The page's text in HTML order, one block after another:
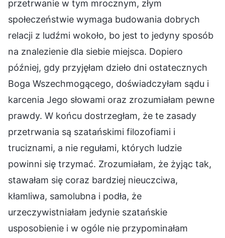
przetrwanie w tym mrocznym, złym
społeczeństwie wymaga budowania dobrych
relacji z ludźmi wokoło, bo jest to jedyny sposób
na znalezienie dla siebie miejsca. Dopiero
później, gdy przyjęłam dzieło dni ostatecznych
Boga Wszechmogącego, doświadczyłam sądu i
karcenia Jego słowami oraz zrozumiałam pewne
prawdy. W końcu dostrzegłam, że te zasady
przetrwania są szatańskimi filozofiami i
truciznami, a nie regułami, których ludzie
powinni się trzymać. Zrozumiałam, że żyjąc tak,
stawałam się coraz bardziej nieuczciwa,
kłamliwa, samolubna i podła, że
urzeczywistniałam jedynie szatańskie
usposobienie i w ogóle nie przypominałam